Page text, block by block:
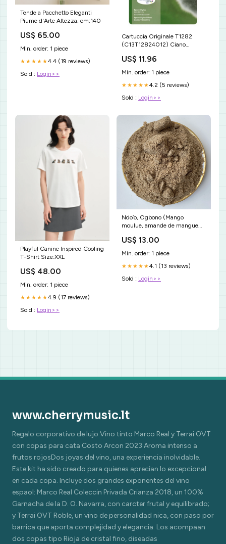
Tende a Pacchetto Eleganti
Piume d'Arte Altezza, cm:140
US$ 65.00
Min. order: 1 piece
★★★★★4.4 (19 reviews)
Sold : Login>>
Cartuccia Originale T1282
(C13T12824012) Ciano
US$ 11.96
Min. order: 1 piece
★★★★★4.2 (5 reviews)
Sold : Login>>
Playful Canine Inspired Cooling
T-Shirt Size:XXL
US$ 48.00
Min. order: 1 piece
★★★★★4.9 (17 reviews)
Sold : Login>>
Ndo’o, Ogbono (Mango
moulue, amande de mangue
poids:1000 grammes
US$ 13.00
Min. order: 1 piece
★★★★★4.1 (13 reviews)
Sold : Login>>
www.cherrymusic.lt
Regalo corporativo de lujo Vino tinto Marco Real y Terrai OVT
con copas para cata Costo Arcon 2023 Aroma intenso a
frutos rojosDos joyas del vino, una experiencia inolvidable.
Este kit ha sido creado para quienes aprecian lo excepcional
en cada copa. Incluye dos grandes exponentes del vino
espaol: Marco Real Coleccin Privada Crianza 2018, un 100%
Garnacha de la D. O. Navarra, con carcter frutal y equilibrado;
y Terrai OVT Roble, un vino de personalidad nica, con paso por
barrica que aporta complejidad y elegancia. Los acompaan
dos copas tipo Rioja de cristal fino, diseadas